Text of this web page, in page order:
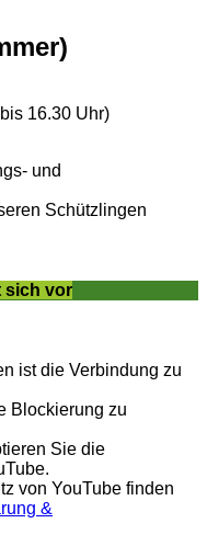
16.30 Uhr)
und
Schützlingen
sich vor
ist die Verbindung zu
Blockierung zu
Sie die
von YouTube finden
&